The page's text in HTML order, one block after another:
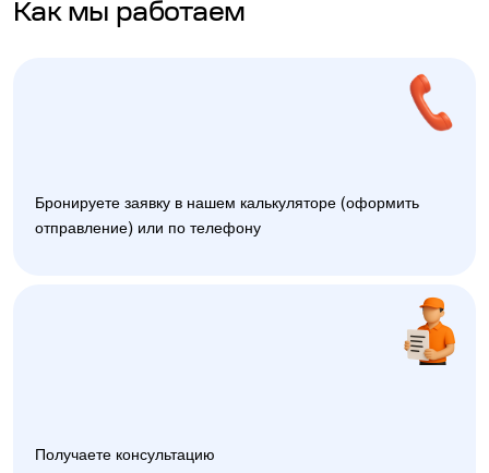
Как мы работаем
Бронируете заявку в нашем калькуляторе (оформить
отправление) или по телефону
Получаете консультацию